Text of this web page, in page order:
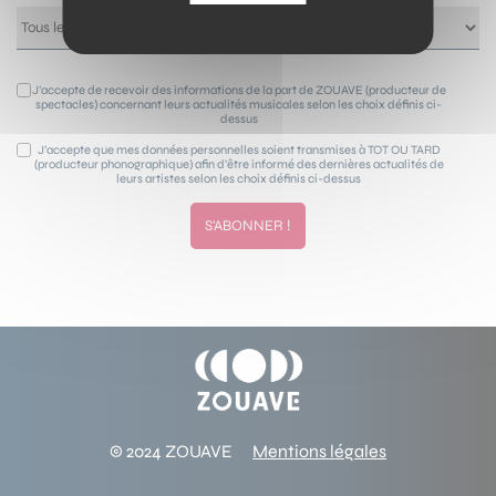
J’accepte de recevoir des informations de la part de ZOUAVE (producteur de
spectacles) concernant leurs actualités musicales selon les choix définis ci-
dessus
J’accepte que mes données personnelles soient transmises à TOT OU TARD
(producteur phonographique) afin d’être informé des dernières actualités de
leurs artistes selon les choix définis ci-dessus
© 2024 ZOUAVE Mentions légales